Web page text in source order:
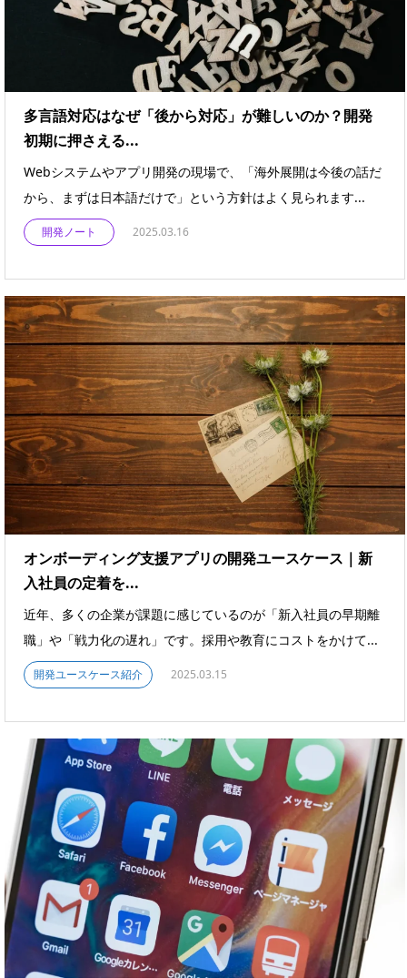
多言語対応はなぜ「後から対応」が難しいのか？開発
初期に押さえる...
Webシステムやアプリ開発の現場で、「海外展開は今後の話だ
から、まずは日本語だけで」という方針はよく見られます...
開発ノート 2025.03.16
オンボーディング支援アプリの開発ユースケース｜新
入社員の定着を...
近年、多くの企業が課題に感じているのが「新入社員の早期離
職」や「戦力化の遅れ」です。採用や教育にコストをかけて...
開発ユースケース紹介 2025.03.15